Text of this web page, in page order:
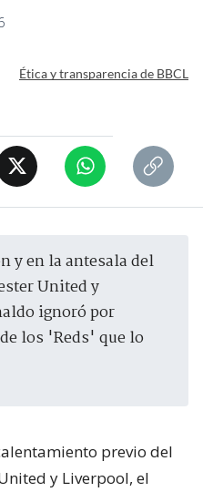
Ética y transparencia de BBCL
United y
ignoró por
los 'Reds' que lo
previo del
y Liverpool, el